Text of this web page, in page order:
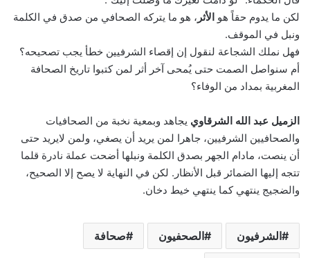
لكن ما يدوم حقاً هو الأثر ، هو ما يتركه الصحافي من صدق في الكلمة
ونبل في الموقف.
فهل نملك الشجاعة لنقول إن إقصاء الشرفيين خطأ يجب تصحيحه؟
أم سنواصل الصمت حتى يُمحى آخر أثر لمن كتبوا تاريخ الصحافة
المغربية بمداد من الوفاء؟
الزميل عبد الله الشرقاوي يجاهد وبمعية نخبة من الصحافيات
والصحافيين الشرفيين، جاهرا لمن يريد أن يصغي، ولمن لايريد حتى
أن ينصت، مادام الجهر بصدق الكلمة ونبلها أضحت عملة نادرة قلما
تتجه إليها الضمائر قبل الأنظار. لكن في النهاية لا يصح إلا الصحيح،
والضجيج ينتهي كما ينتهي خيط دخان.
الشرفيون الصحفيون صحافة